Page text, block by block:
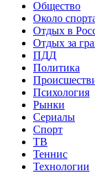
Общество
Около
Отдых в
Отдых за
ПДД
Политика
Психология
Рынки
Сериалы
Спорт
ТВ
Теннис
Технологии